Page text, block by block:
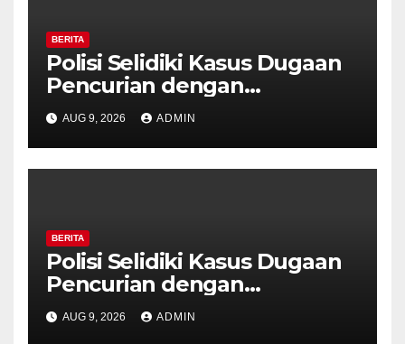
BERITA
Polisi Selidiki Kasus Dugaan
Pencurian dengan
Kekerasan di Counter HP
Royal Phone Ambarawa.
AUG 9, 2026 ADMIN
BERITA
Polisi Selidiki Kasus Dugaan
Pencurian dengan
Kekerasan di Counter HP
Royal Phone Ambarawa.
AUG 9, 2026 ADMIN